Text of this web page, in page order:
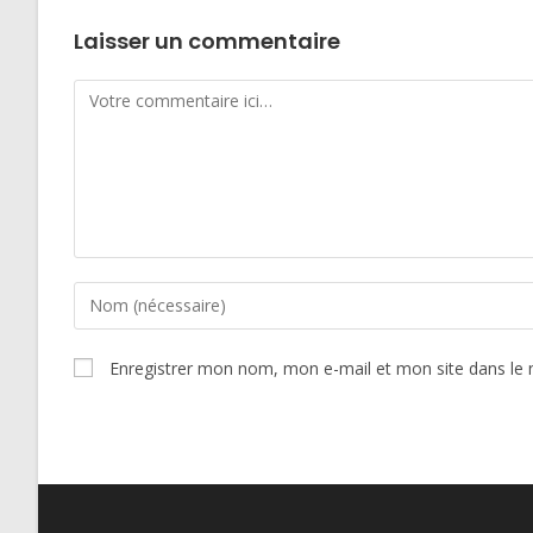
Laisser un commentaire
Comment
Enter
your
name
or
Enregistrer mon nom, mon e-mail et mon site dans